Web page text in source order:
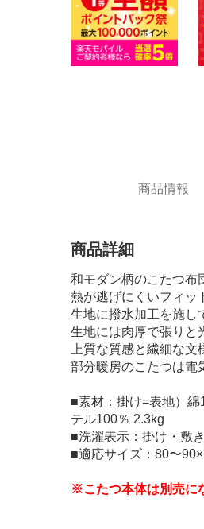
商品情報
商品詳細
和モダン柄のこたつ布
熱が逃げにくいフィッ
生地に撥水加工を施し
生地には肉厚で張りと
上質な質感と繊細な文
部分暖房のこたつは電
■素材：掛け=表地）
テル100％ 2.3kg
■洗濯表示：掛け・敷
■適応サイズ：80〜
※こたつ本体は別売に